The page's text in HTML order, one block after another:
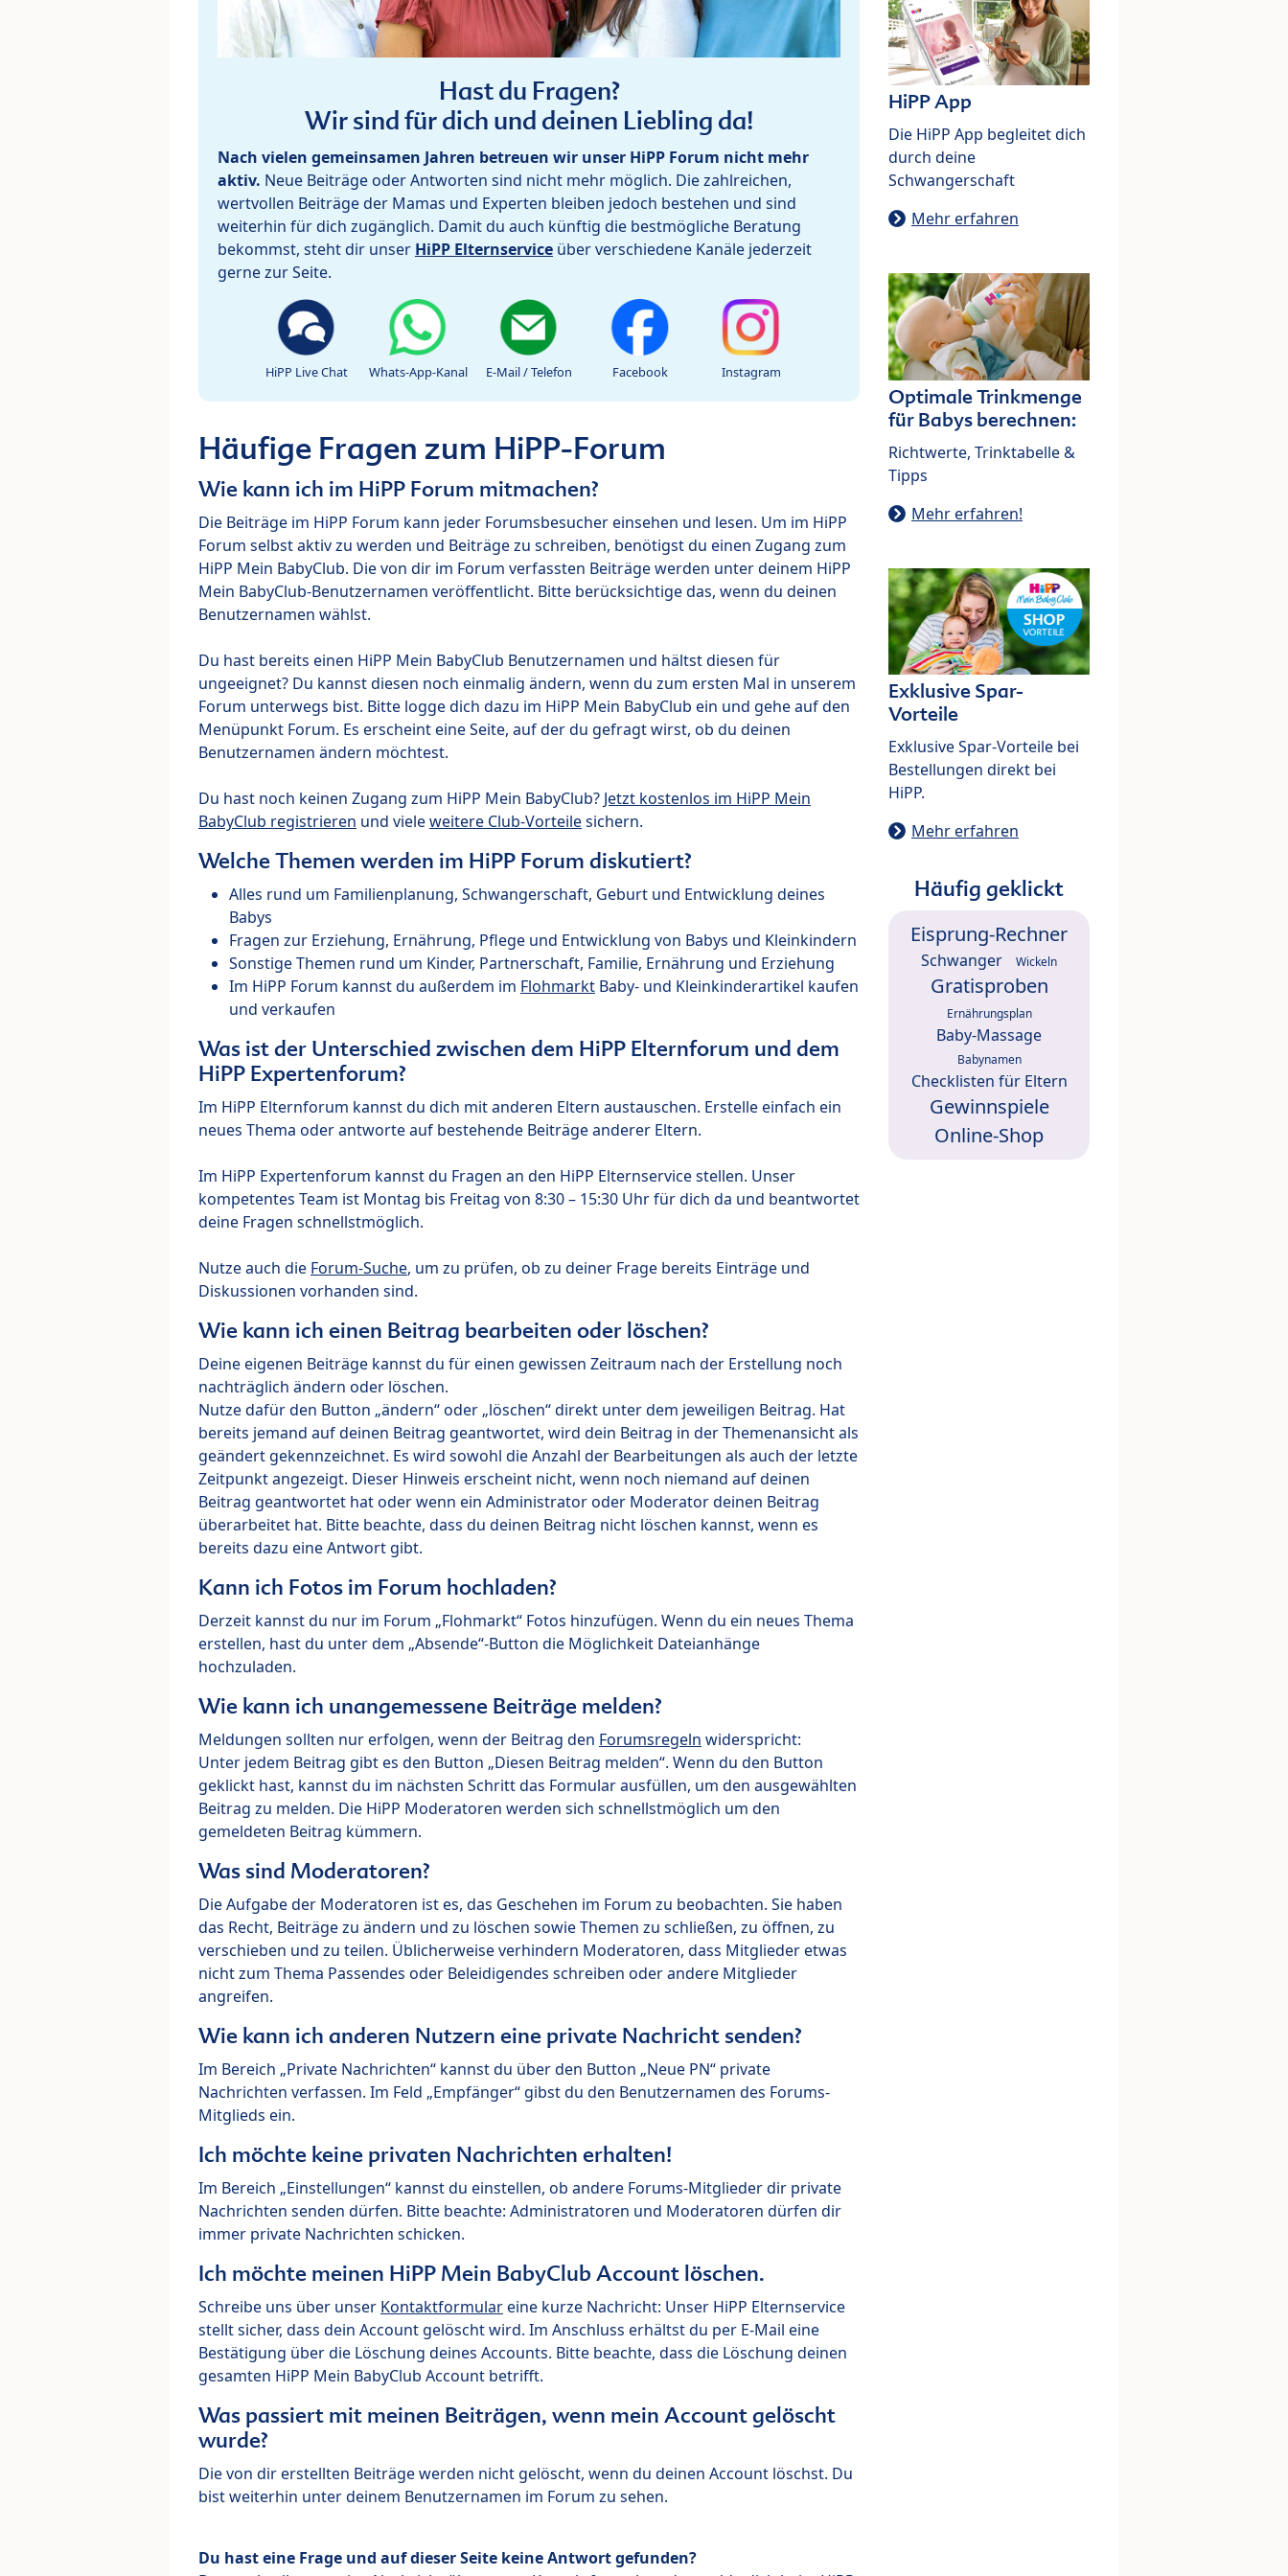
Hast du Fragen?
Wir sind für dich und deinen Liebling da!
Nach vielen gemeinsamen Jahren betreuen wir unser HiPP Forum nicht mehr
aktiv. Neue Beiträge oder Antworten sind nicht mehr möglich. Die zahlreichen,
wertvollen Beiträge der Mamas und Experten bleiben jedoch bestehen und sind
weiterhin für dich zugänglich. Damit du auch künftig die bestmögliche Beratung
bekommst, steht dir unser HiPP Elternservice über verschiedene Kanäle jederzeit
gerne zur Seite.
HiPP Live Chat Whats-App-Kanal E-Mail / Telefon Facebook Instagram
Häufige Fragen zum HiPP-Forum
Wie kann ich im HiPP Forum mitmachen?
Die Beiträge im HiPP Forum kann jeder Forumsbesucher einsehen und lesen. Um im HiPP
Forum selbst aktiv zu werden und Beiträge zu schreiben, benötigst du einen Zugang zum
HiPP Mein BabyClub. Die von dir im Forum verfassten Beiträge werden unter deinem HiPP
Mein BabyClub-Benutzernamen veröffentlicht. Bitte berücksichtige das, wenn du deinen
Benutzernamen wählst.
Du hast bereits einen HiPP Mein BabyClub Benutzernamen und hältst diesen für
ungeeignet? Du kannst diesen noch einmalig ändern, wenn du zum ersten Mal in unserem
Forum unterwegs bist. Bitte logge dich dazu im HiPP Mein BabyClub ein und gehe auf den
Menüpunkt Forum. Es erscheint eine Seite, auf der du gefragt wirst, ob du deinen
Benutzernamen ändern möchtest.
Du hast noch keinen Zugang zum HiPP Mein BabyClub? Jetzt kostenlos im HiPP Mein
BabyClub registrieren und vieleweitere Club-Vorteilesichern.
Welche Themen werden im HiPP Forum diskutiert?
Alles rund um Familienplanung, Schwangerschaft, Geburt und Entwicklung deines
Babys
Fragen zur Erziehung, Ernährung, Pflege und Entwicklung von Babys und Kleinkindern
Sonstige Themen rund um Kinder, Partnerschaft, Familie, Ernährung und Erziehung
Im HiPP Forum kannst du außerdem im Flohmarkt Baby- und Kleinkinderartikel kaufen
und verkaufen
Was ist der Unterschied zwischen dem HiPP Elternforum und dem
HiPP Expertenforum?
Im HiPP Elternforum kannst du dich mit anderen Eltern austauschen. Erstelle einfach ein
neues Thema oder antworte auf bestehende Beiträge anderer Eltern.
Im HiPP Expertenforum kannst du Fragen an den HiPP Elternservice stellen. Unser
kompetentes Team ist Montag bis Freitag von 8:30 – 15:30 Uhr für dich da und beantwortet
deine Fragen schnellstmöglich.
Nutze auch die Forum-Suche, um zu prüfen, ob zu deiner Frage bereits Einträge und
Diskussionen vorhanden sind.
Wie kann ich einen Beitrag bearbeiten oder löschen?
Deine eigenen Beiträge kannst du für einen gewissen Zeitraum nach der Erstellung noch
nachträglich ändern oder löschen.
Nutze dafür den Button „ändern“ oder „löschen“ direkt unter dem jeweiligen Beitrag. Hat
bereits jemand auf deinen Beitrag geantwortet, wird dein Beitrag in der Themenansicht als
geändert gekennzeichnet. Es wird sowohl die Anzahl der Bearbeitungen als auch der letzte
Zeitpunkt angezeigt. Dieser Hinweis erscheint nicht, wenn noch niemand auf deinen
Beitrag geantwortet hat oder wenn ein Administrator oder Moderator deinen Beitrag
überarbeitet hat. Bitte beachte, dass du deinen Beitrag nicht löschen kannst, wenn es
bereits dazu eine Antwort gibt.
Kann ich Fotos im Forum hochladen?
Derzeit kannst du nur im Forum „Flohmarkt“ Fotos hinzufügen. Wenn du ein neues Thema
erstellen, hast du unter dem „Absende“-Button die Möglichkeit Dateianhänge
hochzuladen.
Wie kann ich unangemessene Beiträge melden?
Meldungen sollten nur erfolgen, wenn der Beitrag den Forumsregeln widerspricht:
Unter jedem Beitrag gibt es den Button „Diesen Beitrag melden“. Wenn du den Button
geklickt hast, kannst du im nächsten Schritt das Formular ausfüllen, um den ausgewählten
Beitrag zu melden. Die HiPP Moderatoren werden sich schnellstmöglich um den
gemeldeten Beitrag kümmern.
Was sind Moderatoren?
Die Aufgabe der Moderatoren ist es, das Geschehen im Forum zu beobachten. Sie haben
das Recht, Beiträge zu ändern und zu löschen sowie Themen zu schließen, zu öffnen, zu
verschieben und zu teilen. Üblicherweise verhindern Moderatoren, dass Mitglieder etwas
nicht zum Thema Passendes oder Beleidigendes schreiben oder andere Mitglieder
angreifen.
Wie kann ich anderen Nutzern eine private Nachricht senden?
Im Bereich „Private Nachrichten“ kannst du über den Button „Neue PN“ private
Nachrichten verfassen. Im Feld „Empfänger“ gibst du den Benutzernamen des Forums-
Mitglieds ein.
Ich möchte keine privaten Nachrichten erhalten!
Im Bereich „Einstellungen“ kannst du einstellen, ob andere Forums-Mitglieder dir private
Nachrichten senden dürfen. Bitte beachte: Administratoren und Moderatoren dürfen dir
immer private Nachrichten schicken.
Ich möchte meinen HiPP Mein BabyClub Account löschen.
Schreibe uns über unser Kontaktformulareine kurze Nachricht: Unser HiPP Elternservice
stellt sicher, dass dein Account gelöscht wird. Im Anschluss erhältst du per E-Mail eine
Bestätigung über die Löschung deines Accounts. Bitte beachte, dass die Löschung deinen
gesamten HiPP Mein BabyClub Account betrifft.
Was passiert mit meinen Beiträgen, wenn mein Account gelöscht
wurde?
Die von dir erstellten Beiträge werden nicht gelöscht, wenn du deinen Account löschst. Du
bist weiterhin unter deinem Benutzernamen im Forum zu sehen.
Du hast eine Frage und auf dieser Seite keine Antwort gefunden?
HiPP App
Die HiPP App begleitet dich
durch deine
Schwangerschaft
Mehr erfahren
Optimale Trinkmenge
für Babys berechnen:
Richtwerte, Trinktabelle &
Tipps
Mehr erfahren!
Exklusive Spar-
Vorteile
Exklusive Spar-Vorteile bei
Bestellungen direkt bei
HiPP.
Mehr erfahren
Häufig geklickt
Eisprung-Rechner
Schwanger Wickeln
Gratisproben
Ernährungsplan
Baby-Massage
Babynamen
Checklisten für Eltern
Gewinnspiele
Online-Shop